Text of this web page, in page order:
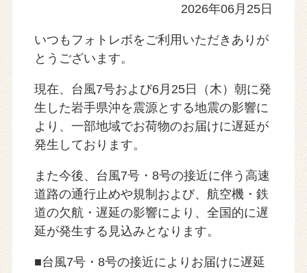
2026年06月25日
いつもフォトレボをご利用いただきありが
とうございます。
現在、台風7号および6月25日（木）朝に発
生した岩手県沖を震源とする地震の影響に
より、一部地域でお荷物のお届けに遅延が
発生しております。
また今後、台風7号・8号の接近に伴う高速
道路の通行止めや規制および、航空機・鉄
道の欠航・遅延の影響により、全国的に遅
延が発生する見込みとなります。
■台風7号・8号の接近によりお届けに遅延